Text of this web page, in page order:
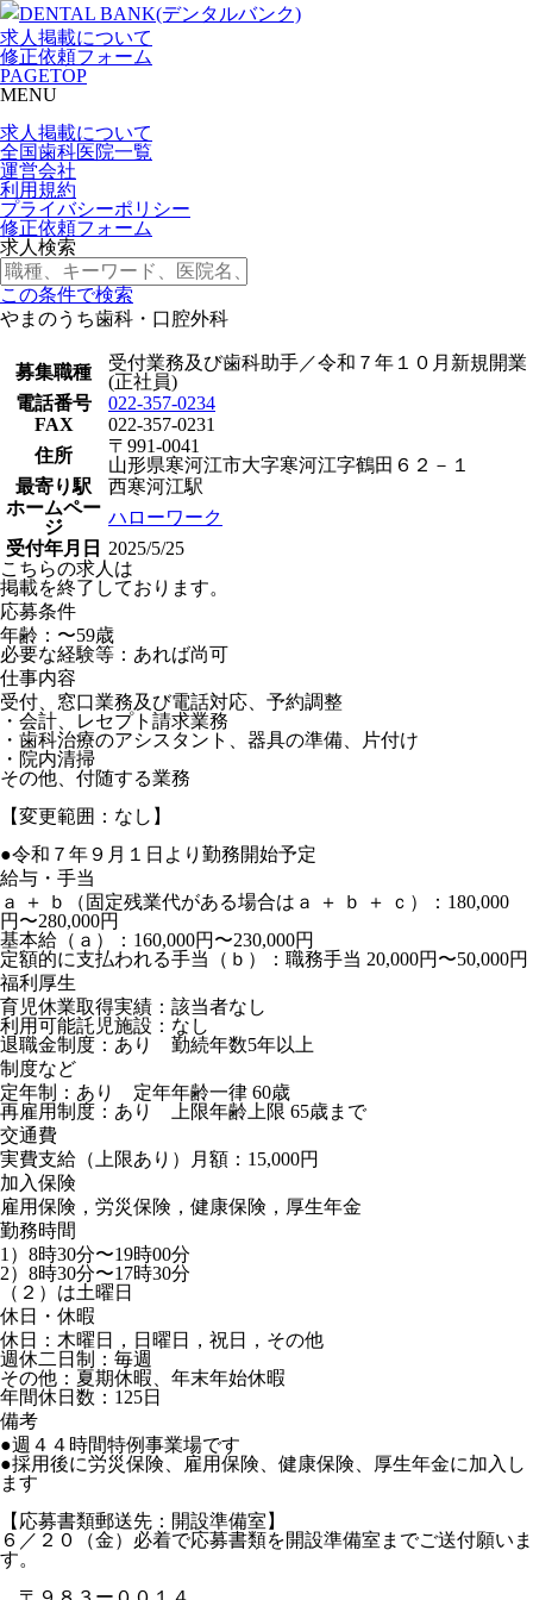
求人掲載について
修正依頼フォーム
PAGETOP
MENU
求人掲載について
全国歯科医院一覧
運営会社
利用規約
プライバシーポリシー
修正依頼フォーム
求人検索
この条件で検索
やまのうち歯科・口腔外科
募集職種
受付業務及び歯科助手／令和７年１０月新規開業
(正社員)
電話番号
022-357-0234
FAX
022-357-0231
住所
〒991-0041
山形県寒河江市大字寒河江字鶴田６２－１
最寄り駅
西寒河江駅
ホームペー
ジ
ハローワーク
受付年月日
2025/5/25
こちらの求人は
掲載を終了しております。
応募条件
年齢：〜59歳
必要な経験等：あれば尚可
仕事内容
受付、窓口業務及び電話対応、予約調整
・会計、レセプト請求業務
・歯科治療のアシスタント、器具の準備、片付け
・院内清掃
その他、付随する業務
【変更範囲：なし】
●令和７年９月１日より勤務開始予定
給与・手当
ａ ＋ ｂ（固定残業代がある場合はａ ＋ ｂ ＋ ｃ）：180,000
円〜280,000円
基本給（ａ）：160,000円〜230,000円
定額的に支払われる手当（ｂ）：職務手当 20,000円〜50,000円
福利厚生
育児休業取得実績：該当者なし
利用可能託児施設：なし
退職金制度：あり 勤続年数5年以上
制度など
定年制：あり 定年年齢一律 60歳
再雇用制度：あり 上限年齢上限 65歳まで
交通費
実費支給（上限あり）月額：15,000円
加入保険
雇用保険，労災保険，健康保険，厚生年金
勤務時間
1）8時30分〜19時00分
2）8時30分〜17時30分
（２）は土曜日
休日・休暇
休日：木曜日，日曜日，祝日，その他
週休二日制：毎週
その他：夏期休暇、年末年始休暇
年間休日数：125日
備考
●週４４時間特例事業場です
●採用後に労災保険、雇用保険、健康保険、厚生年金に加入し
ます
【応募書類郵送先：開設準備室】
６／２０（金）必着で応募書類を開設準備室までご送付願いま
す。